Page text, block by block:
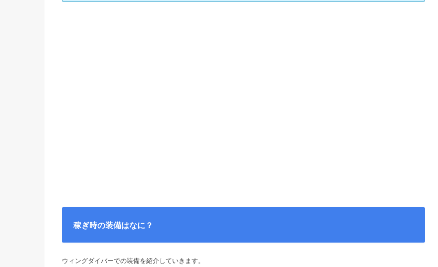
稼ぎ時の装備はなに？
ウィングダイバーでの装備を紹介していきます。